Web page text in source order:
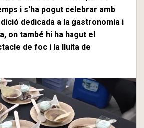
i s'ha pogut celebrar amb
dedicada a la gastronomia i
on també hi ha hagut el
de foc i la lluita de